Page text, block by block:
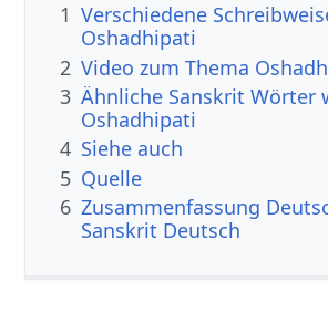
1 Verschiedene
Oshadhipati
2 Video zum Thema
3 Ähnliche Sanskrit Wörter
Oshadhipati
4 Siehe auch
5 Quelle
6 Zusammenfassung
Sanskrit Deutsch